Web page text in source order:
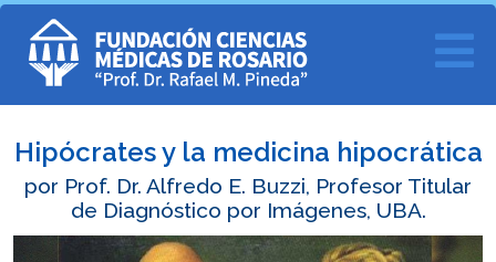
Hipócrates y la medicina hipocrática
por Prof. Dr. Alfredo E. Buzzi, Profesor Titular
de Diagnóstico por Imágenes, UBA.